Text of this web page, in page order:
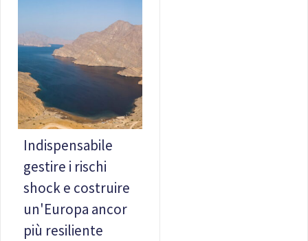
Indispensabile
gestire i rischi
shock e costruire
un'Europa ancor
più resiliente